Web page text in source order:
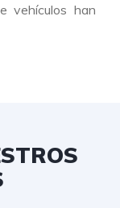
vehículos han